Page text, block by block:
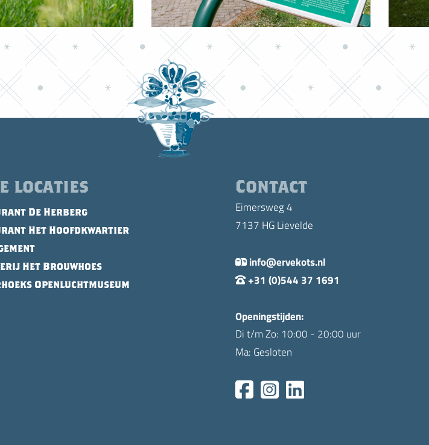
locaties
De Herberg
Het Hoofdkwartier
Het Brouwhoes
Openluchtmuseum
Contact
Eimersweg 4
7137 HG Lievelde
info@ervekots.nl
+31 (0)544 37 1691
Openingstijden:
Di t/m Zo: 10:00 - 20:00 uur
Ma: Gesloten